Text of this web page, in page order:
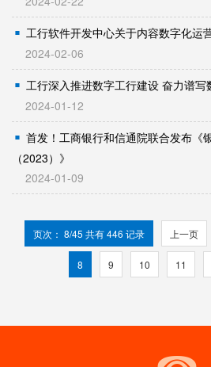
工行软件开发中心关于内容数字化运
2024-02-06
工行深入推进数字工行建设 奋力谱写
2024-01-12
首发！工商银行和信通院联合发布《
（2023）》
2024-01-09
页次： 8/45 共有 446 记录 上一页
8 9 10 11